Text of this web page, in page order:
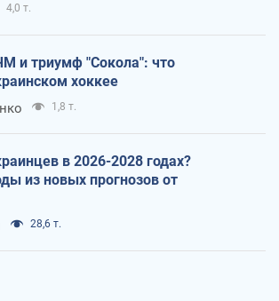
4,0 т.
и триумф "Сокола": что
хоккее
1,8 т.
в 2026-2028 годах?
из новых прогнозов от
28,6 т.